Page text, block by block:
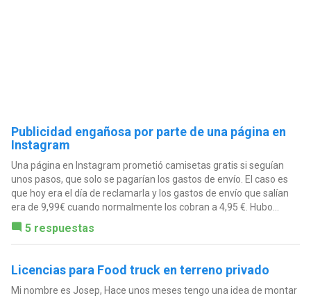
Publicidad engañosa por parte de una página en
Instagram
Una página en Instagram prometió camisetas gratis si seguían
unos pasos, que solo se pagarían los gastos de envío. El caso es
que hoy era el día de reclamarla y los gastos de envío que salían
era de 9,99€ cuando normalmente los cobran a 4,95 €. Hubo...
5 respuestas
Licencias para Food truck en terreno privado
Mi nombre es Josep, Hace unos meses tengo una idea de montar